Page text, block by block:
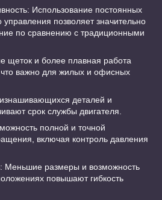
Использование постоянных
управления позволяет значительно
по сравнению с традиционными
щеток и более плавная работа
важно для жилых и офисных
деталей и
срок службы двигателя.
полной и точной
включая контроль давления
Меньшие размеры и возможность
повышают гибкость